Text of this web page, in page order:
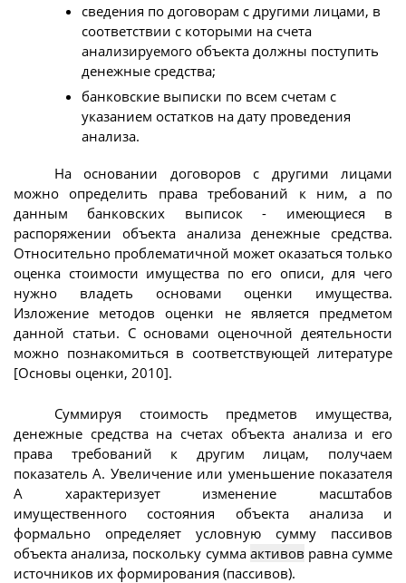
сведения по договорам с другими лицами, в
соответствии с которыми на счета
анализируемого объекта должны поступить
денежные средства;
банковские выписки по всем счетам с
указанием остатков на дату проведения
анализа.
На основании договоров с другими лицами
можно определить права требований к ним, а по
данным банковских выписок - имеющиеся в
распоряжении объекта анализа денежные средства.
Относительно проблематичной может оказаться только
оценка стоимости имущества по его описи, для чего
нужно владеть основами оценки имущества.
Изложение методов оценки не является предметом
данной статьи. С основами оценочной деятельности
можно познакомиться в соответствующей литературе
[Основы оценки, 2010].
Суммируя стоимость предметов имущества,
денежные средства на счетах объекта анализа и его
права требований к другим лицам, получаем
показатель А. Увеличение или уменьшение показателя
A характеризует изменение масштабов
имущественного состояния объекта анализа и
формально определяет условную сумму пассивов
объекта анализа, поскольку сумма активов равна сумме
источников их формирования (пассивов).